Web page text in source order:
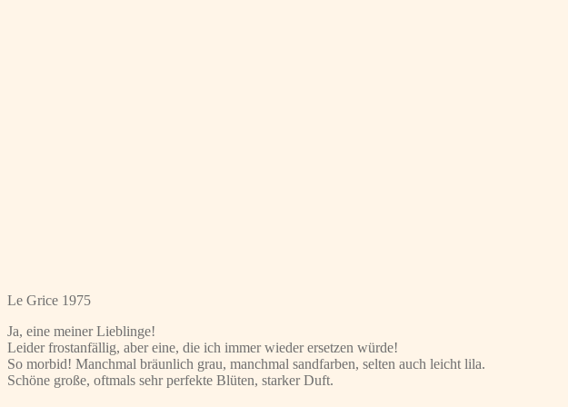
Le Grice 1975
Ja, eine meiner Lieblinge!
Leider frostanfällig, aber eine, die ich immer wieder ersetzen würde!
So morbid! Manchmal bräunlich grau, manchmal sandfarben, selten auch leicht lila.
Schöne große, oftmals sehr perfekte Blüten, starker Duft.